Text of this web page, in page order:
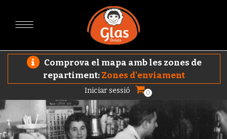
Comprova el mapa amb les zones de
repartiment:Zones d'enviament
Iniciar sessió 0